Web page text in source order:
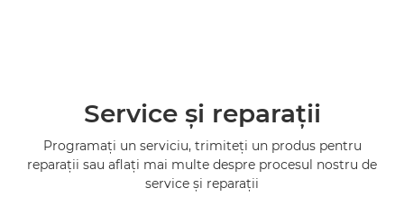
Service şi reparaţii
Programaţi un serviciu, trimiteţi un produs pentru
reparaţii sau aflaţi mai multe despre procesul nostru de
service şi reparaţii